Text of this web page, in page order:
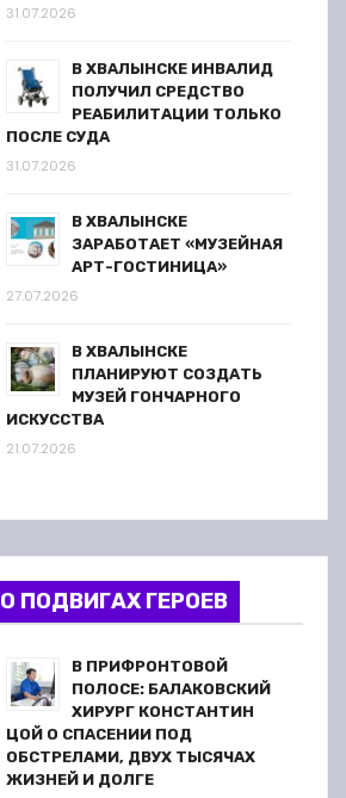
31.07.2026
В ХВАЛЫНСКЕ ИНВАЛИД
ПОЛУЧИЛ СРЕДСТВО
РЕАБИЛИТАЦИИ ТОЛЬКО
ПОСЛЕ СУДА
31.07.2026
В ХВАЛЫНСКЕ
ЗАРАБОТАЕТ «МУЗЕЙНАЯ
АРТ-ГОСТИНИЦА»
27.07.2026
В ХВАЛЫНСКЕ
ПЛАНИРУЮТ СОЗДАТЬ
МУЗЕЙ ГОНЧАРНОГО
ИСКУССТВА
21.07.2026
О ПОДВИГАХ ГЕРОЕВ
В ПРИФРОНТОВОЙ
ПОЛОСЕ: БАЛАКОВСКИЙ
ХИРУРГ КОНСТАНТИН
ЦОЙ О СПАСЕНИИ ПОД
ОБСТРЕЛАМИ, ДВУХ ТЫСЯЧАХ
ЖИЗНЕЙ И ДОЛГЕ